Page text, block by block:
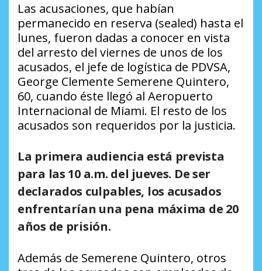
Las acusaciones, que habían
permanecido en reserva (sealed) hasta el
lunes, fueron dadas a conocer en vista
del arresto del viernes de unos de los
acusados, el jefe de logística de PDVSA,
George Clemente Semerene Quintero,
60, cuando éste llegó al Aeropuerto
Internacional de Miami. El resto de los
acusados son requeridos por la justicia.
La primera audiencia está prevista
para las 10 a.m. del jueves. De ser
declarados culpables, los acusados
enfrentarían una pena máxima de 20
años de prisión.
Además de Semerene Quintero, otros